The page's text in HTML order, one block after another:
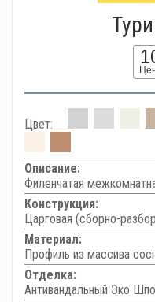
Цвет:
Описание:
Филенчатая
Конструкция:
Царговая (сборно-
Материал:
Профиль из массива
Отделка:
Антивандальный Эко